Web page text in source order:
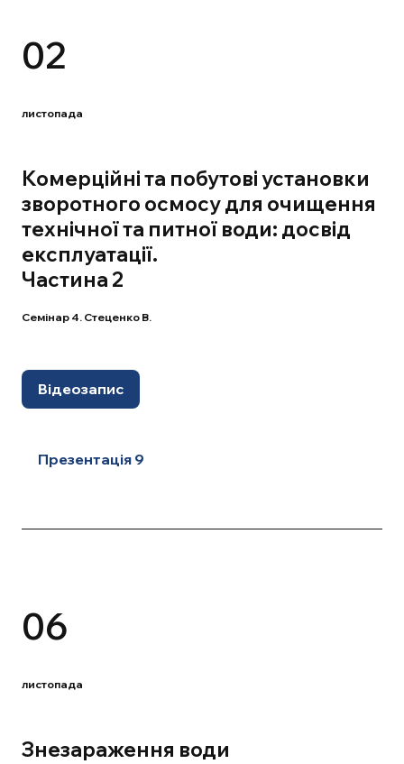
02
листопада
Комерційні та побутові установки
зворотного осмосу для очищення
технічної та питної води: досвід
експлуатації.
Частина 2
Семінар 4. Стеценко В.
Відеозапис
Презентація 9
06
листопада
Знезараження води